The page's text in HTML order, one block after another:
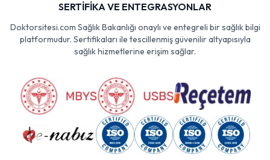
SERTİFİKA VE ENTEGRASYONLAR
Doktorsitesi.com Sağlık Bakanlığı onaylı ve entegreli bir sağlık bilgi
platformudur. Sertifikaları ile tescillenmiş güvenilir altyapısıyla
sağlık hizmetlerine erişim sağlar.